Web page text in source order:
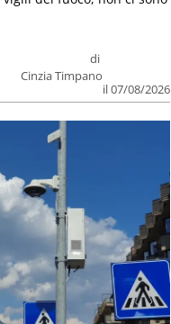
di
Cinzia Timpano
il 07/08/2026